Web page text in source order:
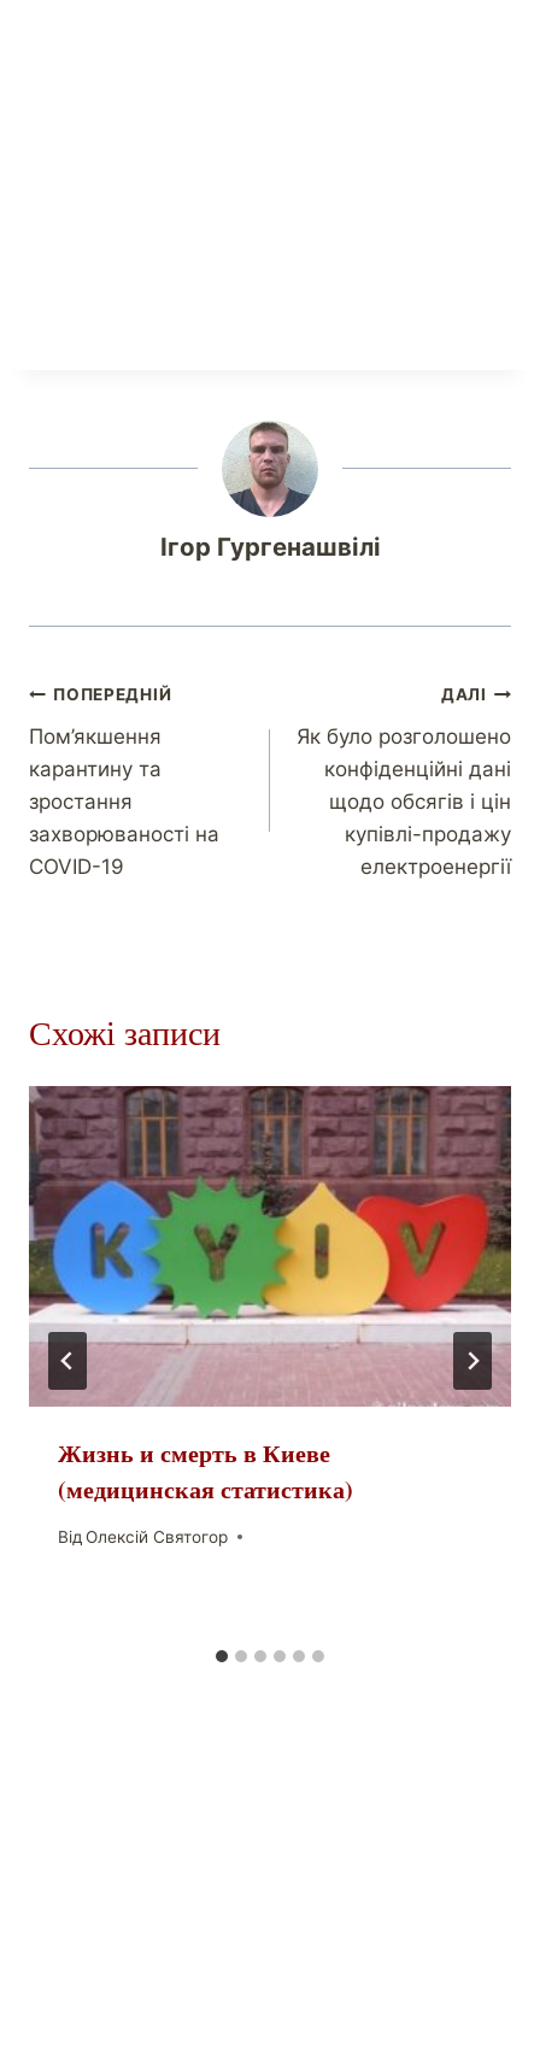
Ігор Гургенашвілі
ПОПЕРЕДНІЙ
Пом’якшення
карантину та
зростання
захворюваності на
COVID-19
ДАЛІ
Як було розголошено
конфіденційні дані
щодо обсягів і цін
купівлі-продажу
електроенергії
Схожі записи
Жизнь и смерть в Киеве
(медицинская статистика)
Від Олексій Святогор